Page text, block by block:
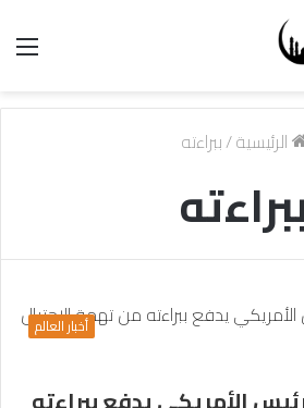
الرئيسية/ببراءته
أخبار العالم